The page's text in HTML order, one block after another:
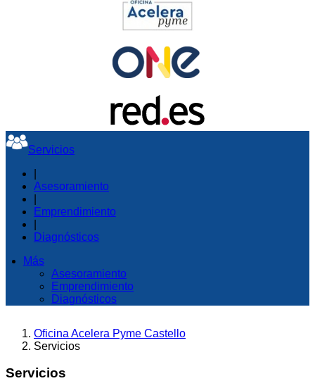
Servicios
Asesoramiento
Emprendimiento
Diagnósticos
Más
Asesoramiento
Emprendimiento
Diagnósticos
Oficina Acelera Pyme Castello
Servicios
Servicios